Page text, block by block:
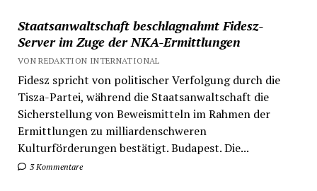
Staatsanwaltschaft beschlagnahmt Fidesz-
Server im Zuge der NKA-Ermittlungen
VON REDAKTION INTERNATIONAL
Fidesz spricht von politischer Verfolgung durch die
Tisza-Partei, während die Staatsanwaltschaft die
Sicherstellung von Beweismitteln im Rahmen der
Ermittlungen zu milliardenschweren
Kulturförderungen bestätigt. Budapest. Die...
3 Kommentare